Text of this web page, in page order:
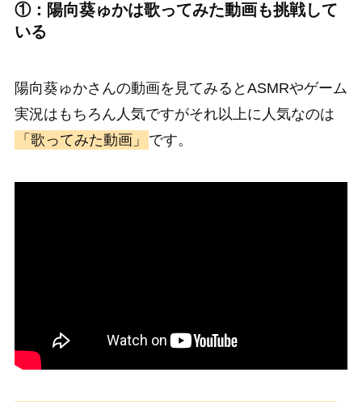
①：陽向葵ゅかは歌ってみた動画も挑戦して
いる
陽向葵ゅかさんの動画を見てみるとASMRやゲーム
実況はもちろん人気ですがそれ以上に人気なのは
「歌ってみた動画」
です。